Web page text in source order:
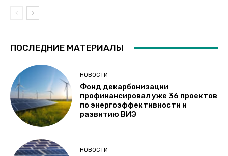
ПОСЛЕДНИЕ МАТЕРИАЛЫ
НОВОСТИ
Фонд декарбонизации
профинансировал уже 36 проектов
по энергоэффективности и
развитию ВИЭ
НОВОСТИ